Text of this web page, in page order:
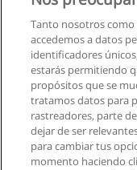
Tanto nosotros
accedemos a datos
identificadores
estarás permitiendo
propósitos que se
tratamos datos para
rastreadores, parte
dejar de ser
para cambiar tus
momento haciendo